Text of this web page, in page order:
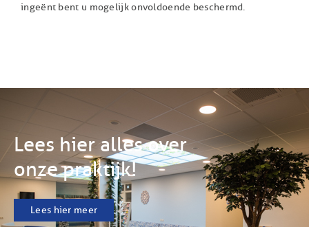
ingeënt bent u mogelijk onvoldoende beschermd.
Lees hier alles over
onze praktijk!
Lees hier meer